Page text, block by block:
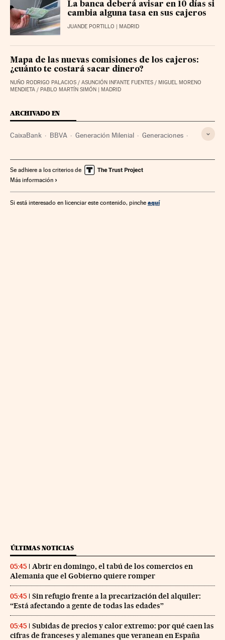
La banca deberá avisar en 10 días si
cambia alguna tasa en sus cajeros
JUANDE PORTILLO | MADRID
Mapa de las nuevas comisiones de los cajeros:
¿cuánto te costará sacar dinero?
NUÑO RODRIGO PALACIOS / ASUNCIÓN INFANTE FUENTES / MIGUEL MORENO
MENDIETA / PABLO MARTÍN SIMÓN | MADRID
ARCHIVADO EN
CaixaBank BBVA Generación Milenial Generaciones
Telecomunicaciones Comunicaciones Sociedad
Se adhiere a los criterios de
Más información
Si está interesado en licenciar este contenido, pinche aquí
ÚLTIMAS NOTICIAS
05:45
Abrir en domingo, el tabú de los comercios en
Alemania que el Gobierno quiere romper
05:45
Sin refugio frente a la precarización del alquiler:
“Está afectando a gente de todas las edades”
05:45
Subidas de precios y calor extremo: por qué caen las
cifras de franceses y alemanes que veranean en España